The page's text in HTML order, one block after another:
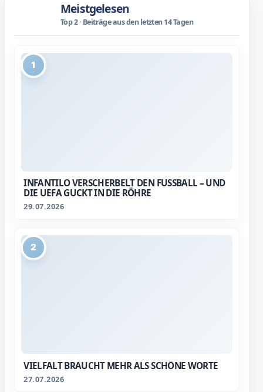
Meistgelesen
Top 2 · Beiträge aus den letzten 14 Tagen
1
INFANTILO VERSCHERBELT DEN FUSSBALL – UND D
IE UEFA GUCKT IN DIE RÖHRE
29.07.2026
2
VIELFALT BRAUCHT MEHR ALS SCHÖNE WORTE
27.07.2026